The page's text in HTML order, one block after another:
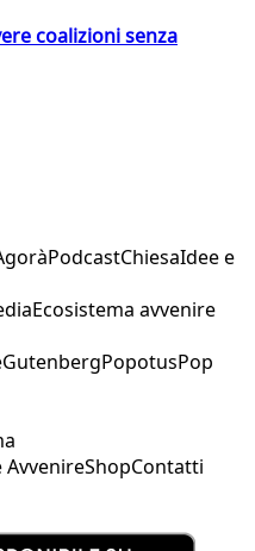
coalizioni senza
PodcastChiesaIdee e
Ecosistema avvenire
GutenbergPopotusPop
AvvenireShopContatti